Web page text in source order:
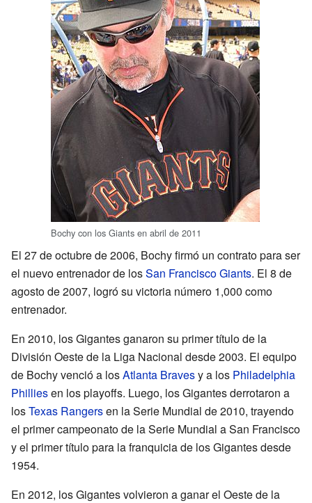
Bochy con los Giants en abril de 2011
El 27 de octubre de 2006, Bochy firmó un contrato para ser
el nuevo entrenador de losSan Francisco Giants. El 8 de
agosto de 2007, logró su victoria número 1,000 como
entrenador.
En 2010, los Gigantes ganaron su primer título de la
División Oeste de la Liga Nacional desde 2003. El equipo
de Bochy venció a losAtlanta Bravesy a los Philadelphia
Philliesen los playoffs. Luego, los Gigantes derrotaron a
losTexas Rangersen la Serie Mundial de 2010, trayendo
el primer campeonato de la Serie Mundial a San Francisco
y el primer título para la franquicia de los Gigantes desde
1954.
En 2012, los Gigantes volvieron a ganar el Oeste de la